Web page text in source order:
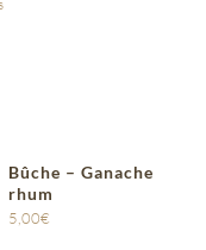
Bûche – Ganache
rhum
5,00€